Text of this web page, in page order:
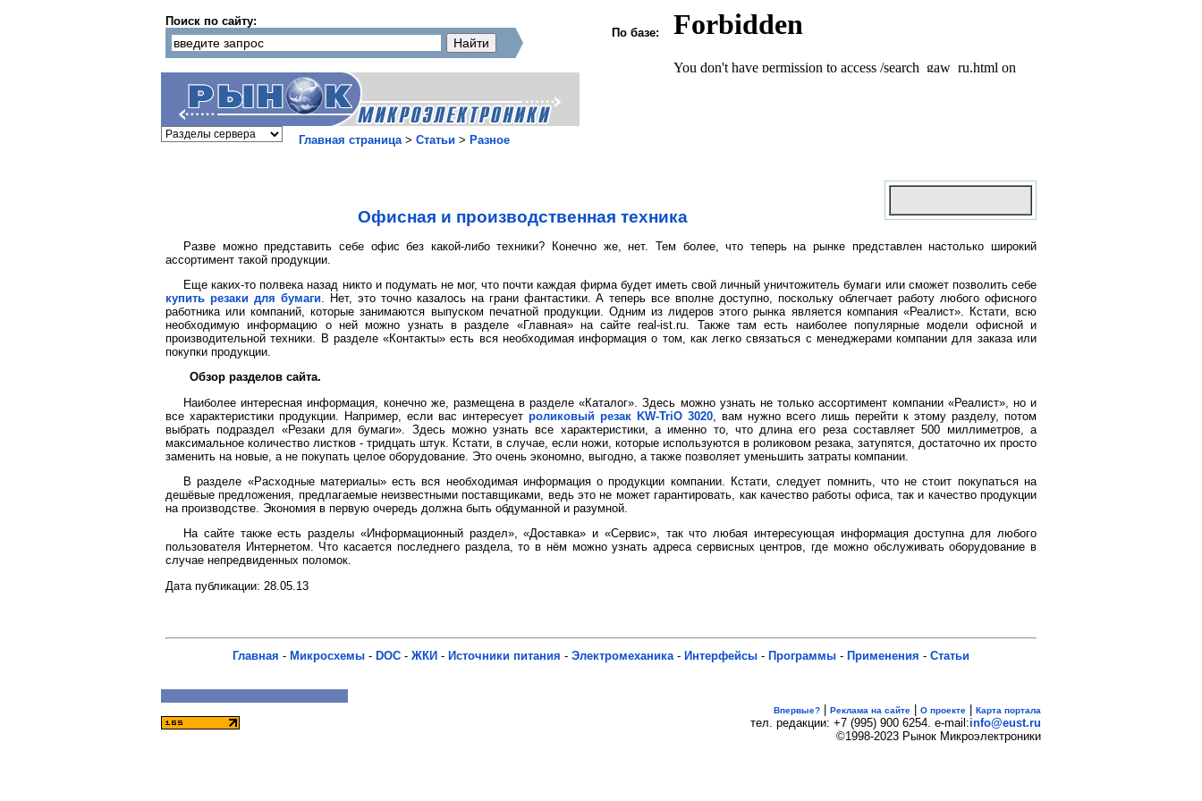
Поиск по сайту:
По базе:
Главная страница> Статьи > Разное
Офисная и производственная техника
Разве можно представить себе офис без какой-либо техники? Конечно же, нет. Тем более, что теперь на рынке представлен настолько широкий
ассортимент такой продукции.
Еще каких-то полвека назад никто и подумать не мог, что почти каждая фирма будет иметь свой личный уничтожитель бумаги или сможет позволить себе
купить резаки для бумаги. Нет, это точно казалось на грани фантастики. А теперь все вполне доступно, поскольку облегчает работу любого офисного
работника или компаний, которые занимаются выпуском печатной продукции. Одним из лидеров этого рынка является компания «Реалист». Кстати, всю
необходимую информацию о ней можно узнать в разделе «Главная» на сайте real-ist.ru. Также там есть наиболее популярные модели офисной и
производительной техники. В разделе «Контакты» есть вся необходимая информация о том, как легко связаться с менеджерами компании для заказа или
покупки продукции.
Обзор разделов сайта.
Наиболее интересная информация, конечно же, размещена в разделе «Каталог». Здесь можно узнать не только ассортимент компании «Реалист», но и
все характеристики продукции. Например, если вас интересует роликовый резак KW-TriO 3020 , вам нужно всего лишь перейти к этому разделу, потом
выбрать подраздел «Резаки для бумаги». Здесь можно узнать все характеристики, а именно то, что длина его реза составляет 500 миллиметров, а
максимальное количество листков - тридцать штук. Кстати, в случае, если ножи, которые используются в роликовом резака, затупятся, достаточно их просто
заменить на новые, а не покупать целое оборудование. Это очень экономно, выгодно, а также позволяет уменьшить затраты компании.
В разделе «Расходные материалы» есть вся необходимая информация о продукции компании. Кстати, следует помнить, что не стоит покупаться на
дешёвые предложения, предлагаемые неизвестными поставщиками, ведь это не может гарантировать, как качество работы офиса, так и качество продукции
на производстве. Экономия в первую очередь должна быть обдуманной и разумной.
На сайте также есть разделы «Информационный раздел», «Доставка» и «Сервис», так что любая интересующая информация доступна для любого
пользователя Интернетом. Что касается последнего раздела, то в нём можно узнать адреса сервисных центров, где можно обслуживать оборудование в
случае непредвиденных поломок.
Дата публикации: 28.05.13
Главная - Микросхемы - DOC - ЖКИ - Источники питания - Электромеханика- Интерфейсы - Программы - Применения - Статьи
Впервые? Реклама на сайте О проекте Карта портала
тел. редакции: +7 (995) 900 6254. e-mail:info@eust.ru
©1998-2023 Рынок Микроэлектроники